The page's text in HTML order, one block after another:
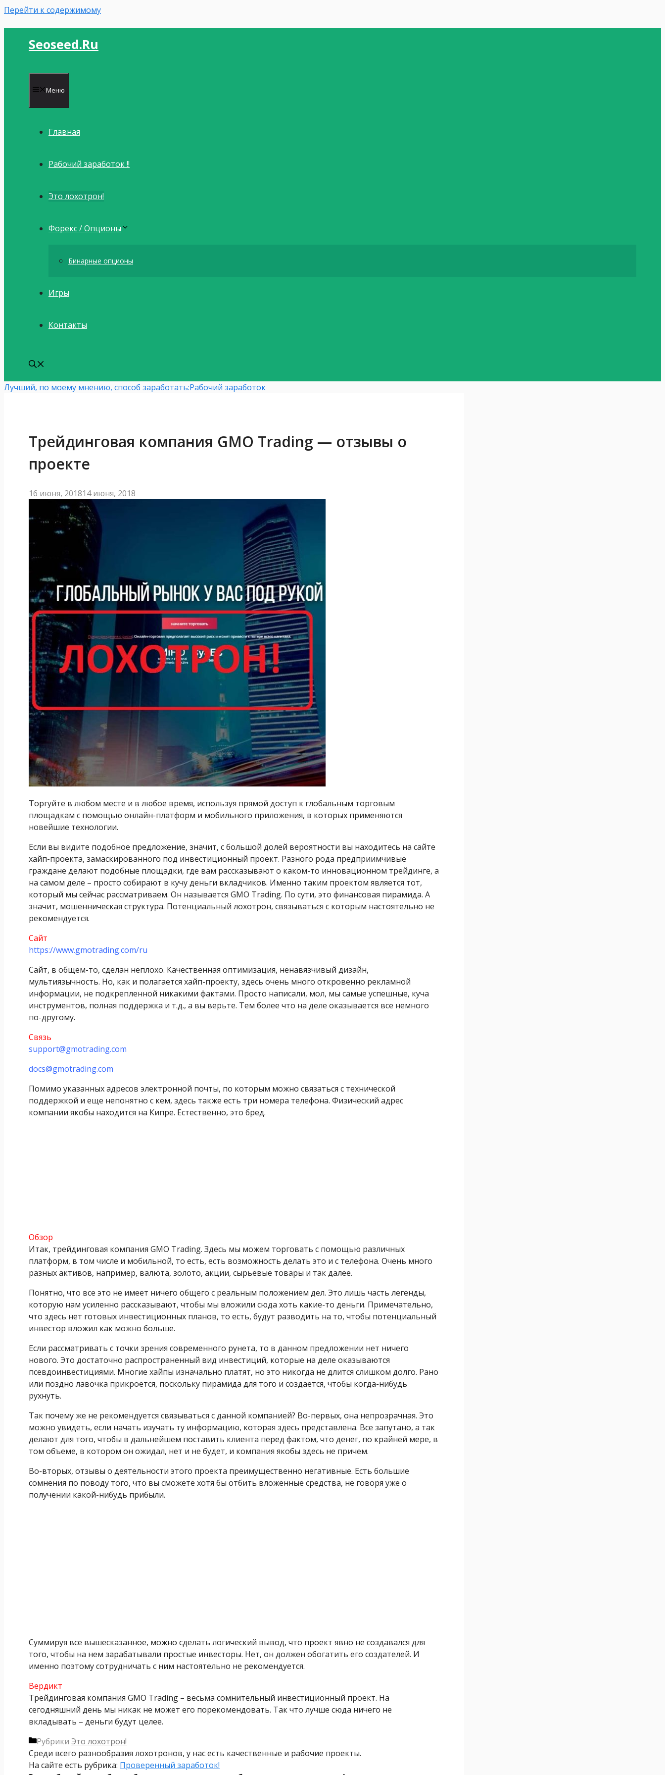
Перейти к содержимому
Seoseed.ru
Меню
Главная
Рабочий заработок !!
Это лохотрон!
Форекс / Опционы
Бинарные опционы
Игры
Контакты
Лучший, по моему мнению, способ заработать:Рабочий заработок
Трейдинговая компания GMO Trading — отзывы о
проекте
16 июня, 201814 июня, 2018
Торгуйте в любом месте и в любое время, используя прямой доступ к глобальным торговым
площадкам с помощью онлайн-платформ и мобильного приложения, в которых применяются
новейшие технологии.
Если вы видите подобное предложение, значит, с большой долей вероятности вы находитесь на сайте
хайп-проекта, замаскированного под инвестиционный проект. Разного рода предприимчивые
граждане делают подобные площадки, где вам рассказывают о каком-то инновационном трейдинге, а
на самом деле – просто собирают в кучу деньги вкладчиков. Именно таким проектом является тот,
который мы сейчас рассматриваем. Он называется GMO Trading. По сути, это финансовая пирамида. А
значит, мошенническая структура. Потенциальный лохотрон, связываться с которым настоятельно не
рекомендуется.
Сайт
https://www.gmotrading.com/ru
Сайт, в общем-то, сделан неплохо. Качественная оптимизация, ненавязчивый дизайн,
мультиязычность. Но, как и полагается хайп-проекту, здесь очень много откровенно рекламной
информации, не подкрепленной никакими фактами. Просто написали, мол, мы самые успешные, куча
инструментов, полная поддержка и т.д., а вы верьте. Тем более что на деле оказывается все немного
по-другому.
Связь
support@gmotrading.com
docs@gmotrading.com
Помимо указанных адресов электронной почты, по которым можно связаться с технической
поддержкой и еще непонятно с кем, здесь также есть три номера телефона. Физический адрес
компании якобы находится на Кипре. Естественно, это бред.
Обзор
Итак, трейдинговая компания GMO Trading. Здесь мы можем торговать с помощью различных
платформ, в том числе и мобильной, то есть, есть возможность делать это и с телефона. Очень много
разных активов, например, валюта, золото, акции, сырьевые товары и так далее.
Понятно, что все это не имеет ничего общего с реальным положением дел. Это лишь часть легенды,
которую нам усиленно рассказывают, чтобы мы вложили сюда хоть какие-то деньги. Примечательно,
что здесь нет готовых инвестиционных планов, то есть, будут разводить на то, чтобы потенциальный
инвестор вложил как можно больше.
Если рассматривать с точки зрения современного рунета, то в данном предложении нет ничего
нового. Это достаточно распространенный вид инвестиций, которые на деле оказываются
псевдоинвестициями. Многие хайпы изначально платят, но это никогда не длится слишком долго. Рано
или поздно лавочка прикроется, поскольку пирамида для того и создается, чтобы когда-нибудь
рухнуть.
Так почему же не рекомендуется связываться с данной компанией? Во-первых, она непрозрачная. Это
можно увидеть, если начать изучать ту информацию, которая здесь представлена. Все запутано, а так
делают для того, чтобы в дальнейшем поставить клиента перед фактом, что денег, по крайней мере, в
том объеме, в котором он ожидал, нет и не будет, и компания якобы здесь не причем.
Во-вторых, отзывы о деятельности этого проекта преимущественно негативные. Есть большие
сомнения по поводу того, что вы сможете хотя бы отбить вложенные средства, не говоря уже о
получении какой-нибудь прибыли.
Суммируя все вышесказанное, можно сделать логический вывод, что проект явно не создавался для
того, чтобы на нем зарабатывали простые инвесторы. Нет, он должен обогатить его создателей. И
именно поэтому сотрудничать с ним настоятельно не рекомендуется.
Вердикт
Трейдинговая компания GMO Trading – весьма сомнительный инвестиционный проект. На
сегодняшний день мы никак не может его порекомендовать. Так что лучше сюда ничего не
вкладывать – деньги будут целее.
Рубрики Это лохотрон!
Среди всего разнообразия лохотронов, у нас есть качественные и рабочие проекты.
На сайте есть рубрика: Проверенный заработок!